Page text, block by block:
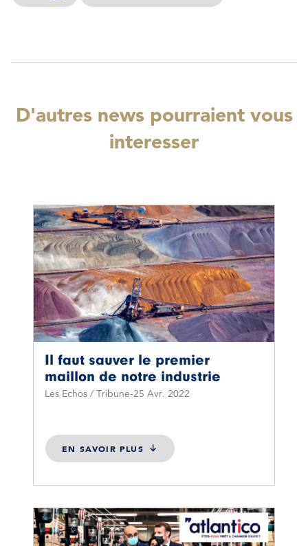
D'autres news pourraient vous
interesser
Il faut sauver le premier
maillon de notre industrie
Les Echos / Tribune 25 Avr. 2022
EN SAVOIR PLUS